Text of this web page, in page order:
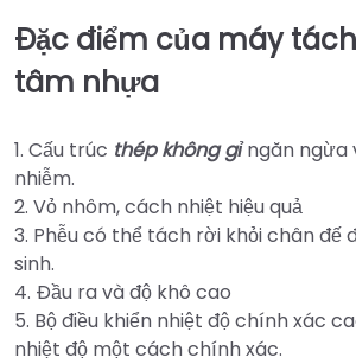
Đặc điểm của máy
tâm nhựa
1. Cấu trúc thép không gỉngăn ngừa
nhiễm.
2. Vỏ nhôm, cách nhiệt hiệu quả
3. Phễu có thể tách rời khỏi chân đế
sinh.
4. Đầu ra và độ khô cao
5. Bộ điều khiển nhiệt độ chính xác
nhiệt độ một cách chính xác.